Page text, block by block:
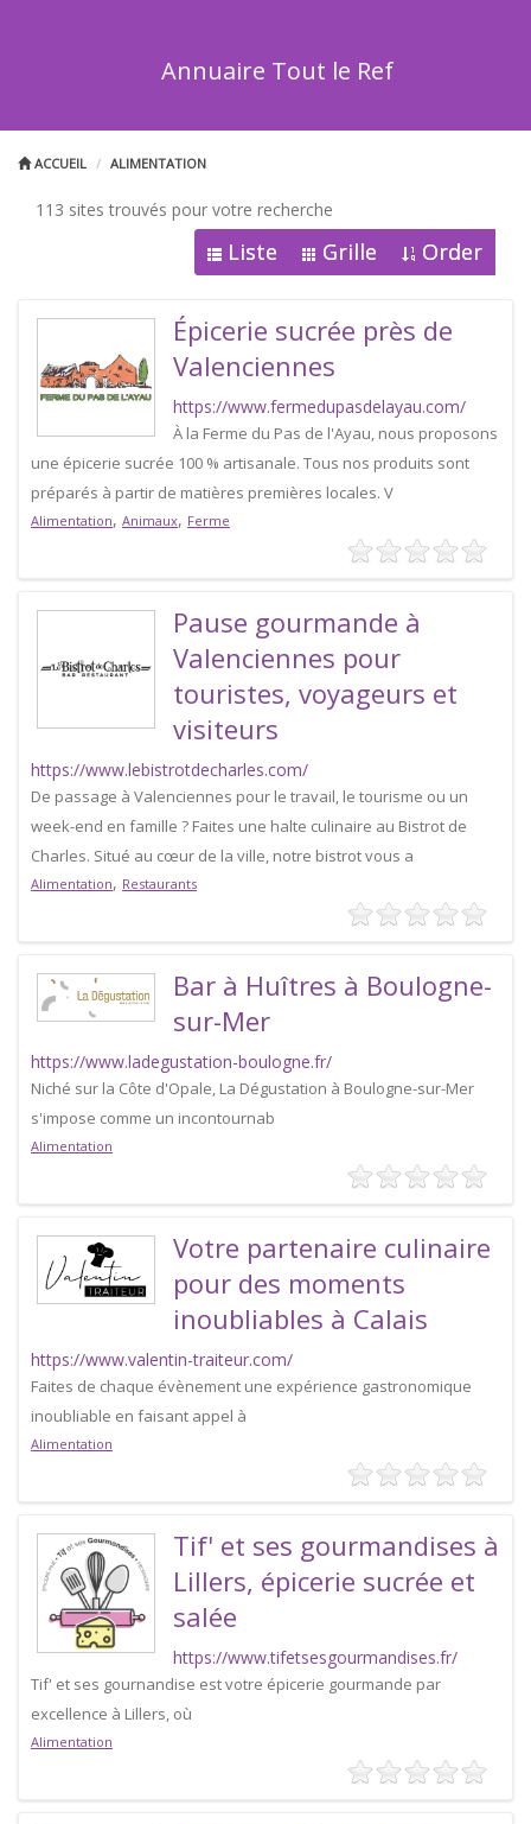
Annuaire Tout le Ref
ACCUEIL ALIMENTATION
113 sites trouvés pour votre recherche
Liste Grille Order
Épicerie sucrée près de
Valenciennes
https://www.fermedupasdelayau.com/
À la Ferme du Pas de l'Ayau, nous proposons
une épicerie sucrée 100 % artisanale. Tous nos produits sont
préparés à partir de matières premières locales. V
Alimentation, Animaux, Ferme
Pause gourmande à
Valenciennes pour
touristes, voyageurs et
visiteurs
https://www.lebistrotdecharles.com/
De passage à Valenciennes pour le travail, le tourisme ou un
week-end en famille ? Faites une halte culinaire au Bistrot de
Charles. Situé au cœur de la ville, notre bistrot vous a
Alimentation, Restaurants
Bar à Huîtres à Boulogne-
sur-Mer
https://www.ladegustation-boulogne.fr/
Niché sur la Côte d'Opale, La Dégustation à Boulogne-sur-Mer
s'impose comme un incontournab
Alimentation
Votre partenaire culinaire
pour des moments
inoubliables à Calais
https://www.valentin-traiteur.com/
Faites de chaque évènement une expérience gastronomique
inoubliable en faisant appel à
Alimentation
Tif' et ses gourmandises à
Lillers, épicerie sucrée et
salée
https://www.tifetsesgourmandises.fr/
Tif' et ses gournandise est votre épicerie gourmande par
excellence à Lillers, où
Alimentation